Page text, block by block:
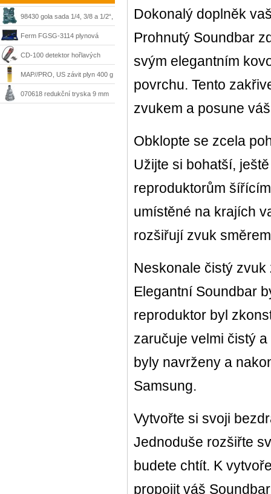
98430 gola sada 1/4, 3/8 a 1/2“,
215 dílů + kufr Mannesmann
Ferm FGSG-3114 plynová
pájka SGM1006
CD-100 detektor hořlavých
plynů Ridgid 36163
MAP//PRO, US závit plyn 400 g
Bernzomatic
070618 redukční tryska 9 mm
Dokonalý doplněk
Prohnutý Soundbar
svým elegantním
povrchu. Tento
zvukem a posune
Obklopte se zcela
Užijte si bohatší,
reproduktorům
umístěné na krajích
rozšiřují zvuk
Neskonale čistý
Elegantní Soundbar
reproduktor byl
zaručuje velmi čistý
byly navrženy a
Samsung.
Vytvořte si svoji
Jednoduše rozšiřte
budete chtít. K
propojit váš